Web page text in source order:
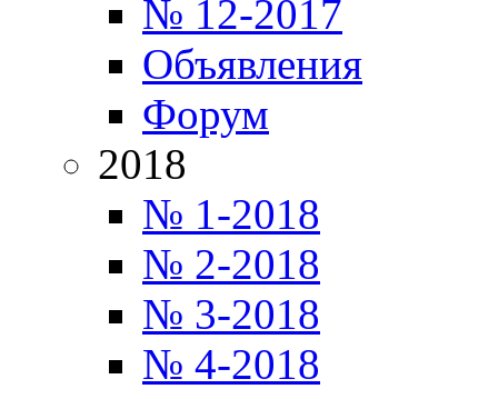
№ 12-2017
Объявления
Форум
2018
№ 1-2018
№ 2-2018
№ 3-2018
№ 4-2018